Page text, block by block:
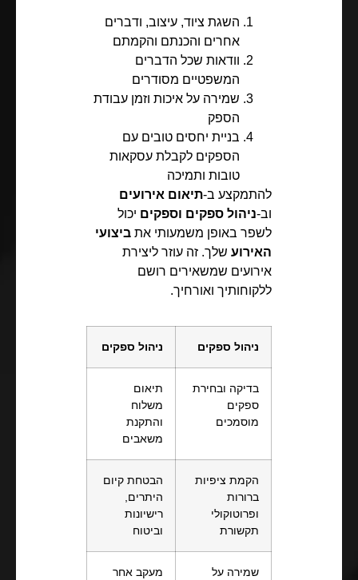
השגת ציוד, עיצוב, ודברים
אחרים והכנתם והקמתם
וודאות שכל הדברים
המשפטיים מסודרים
שמירה על איכות וזמן עבודת
הספק
בניית יחסים טובים עם
הספקים לקבלת עסקאות
טובות ותמיכה
להתמקצע ב-תיאום אירועים
וב-ניהול ספקים וספקים יכול
לשפר באופן משמעותי את ביצועי
האירוע שלך. זה עוזר ליצירת
אירועים שמשאירים רושם
ללקוחותיך ואורחיך.
ניהול ספקים ניהול ספקים
בדיקה ובחירת
ספקים
מוסמכים
תיאום
משלוח
והתקנת
משאבים
הקמת ציפיות
ברורות
ופרוטוקולי
תקשורת
הבטחת קיום
היתרים,
רישיונות
וביטוח
שמירה על
מעקב אחר